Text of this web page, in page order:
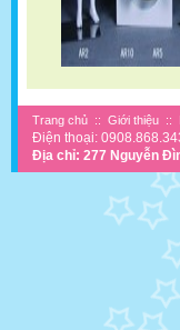
Trang chủ :: Giới thiệu ::
Điện thoại:
Địa chỉ: 277 Nguyễn